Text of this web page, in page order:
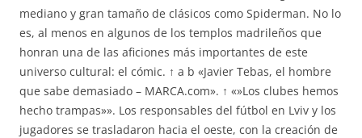
mediano y gran tamaño de clásicos como Spiderman. No lo
es, al menos en algunos de los templos madrileños que
honran una de las aficiones más importantes de este
universo cultural: el cómic. ↑ a b «Javier Tebas, el hombre
que sabe demasiado – MARCA.com». ↑ «»Los clubes hemos
hecho trampas»». Los responsables del fútbol en Lviv y los
jugadores se trasladaron hacia el oeste, con la creación de